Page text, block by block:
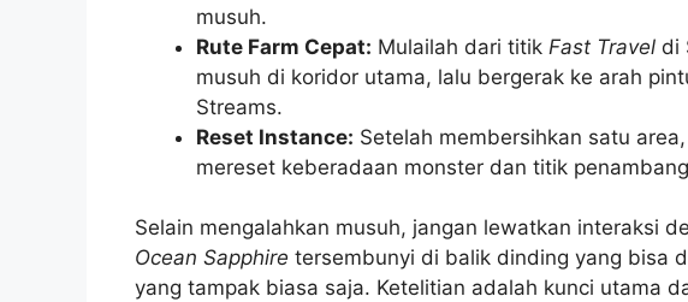
musuh.
Rute Farm Cepat: Mulailah dari titik Fast Travel di
musuh di koridor utama, lalu bergerak ke arah
Streams.
Reset Instance: Setelah membersihkan satu
mereset keberadaan monster dan titik
Selain mengalahkan musuh, jangan lewatkan interaksi
Ocean Sapphire tersembunyi di balik dinding yang bisa
yang tampak biasa saja. Ketelitian adalah kunci utama